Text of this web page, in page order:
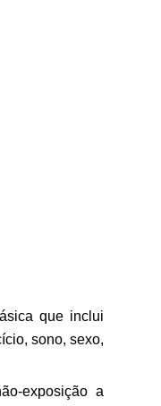
que inclui
sono, sexo,
exposição a